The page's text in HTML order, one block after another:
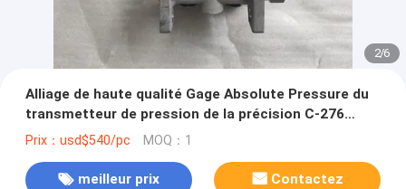
2/6
Alliage de haute qualité Gage Absolute Pressure du
transmetteur de pression de la précision C-276
3051CD
Prix：usd$540/pc MOQ：1
meilleur prix Contactez